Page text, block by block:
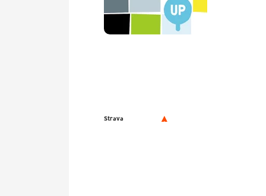
Strava